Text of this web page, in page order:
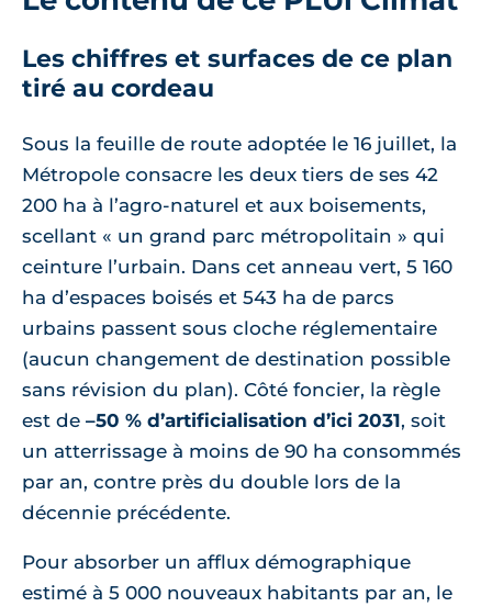
Les chiffres et surfaces de ce plan
tiré au cordeau
Sous la feuille de route adoptée le 16 juillet, la
Métropole consacre les deux tiers de ses 42
200 ha à l’agro-naturel et aux boisements,
scellant « un grand parc métropolitain » qui
ceinture l’urbain. Dans cet anneau vert, 5 160
ha d’espaces boisés et 543 ha de parcs
urbains passent sous cloche réglementaire
(aucun changement de destination possible
sans révision du plan). Côté foncier, la règle
est de –50 % d’artificialisation d’ici 2031, soit
un atterrissage à moins de 90 ha consommés
par an, contre près du double lors de la
décennie précédente.
Pour absorber un afflux démographique
estimé à 5 000 nouveaux habitants par an, le